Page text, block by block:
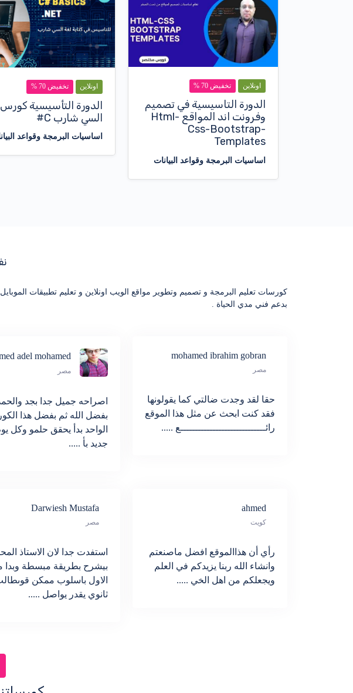
اونلاين تخفيض 70 %
الدورة التاسيسية في تصميم
وفرونت اند المواقع Html-
Css-Bootstrap-
Templates
اساسيات البرمجة وقواعد البيانات
اونلاين تخفيض 70 %
الدورة التأسيسية كورس
السي شارب C#
اساسيات البرمجة وقواعد
كورسات تعليم البرمجة و تصميم وتطوير مواقع الويب اونلاين و تعليم تطبيقات
بدعم فني مدي الحياة .
mohamed ibrahim gobran
مصر
حقا لقد وجدت ضالتي كما يقولونها
فقد كنت ابحث عن مثل هذا الموقع
رائـــــــــــــــــــــــــــــع .....
adel mohamed
مصر
اصراحه جميل جدا بجد
بفضل الله ثم بفضل هذا
الواحد بدأ يحقق حلمو وكل
جديد بأ .....
ahmed
كويت
رأي أن هذاالموقع افضل ماصنعتم
وانشاء الله ربنا يزيدكم في العلم
ويجعلكم من اهل الخي .....
Darwiesh Mustafa
مصر
استفدت جدا لان الاستاذ
بيشرح بطريقة مبسطة وبدا
الاول باسلوب ممكن
ثانوي يقدر يواصل .....